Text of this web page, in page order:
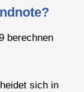
berechnen
sich in